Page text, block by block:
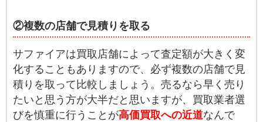
②複数の店舗で見積りを取る
サファイアは買取店舗によって査定額が大きく変
化することもありますので、必ず複数の店舗で見
積りを取って比較しましょう。売るなら早く売り
たいと思う方が大半だと思いますが、買取業者選
びを慎重に行うことが高価買取への近道なんで